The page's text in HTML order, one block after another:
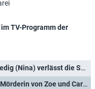
im TV-Programm der
"GZSZ"-Abschied: Maria Wedig (Nina) verlässt die Serie nach neun Jahren
"GZSZ"-Spoiler: Sie ist die Mörderin von Zoe und Carlos!